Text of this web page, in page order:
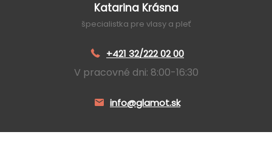
Katarina Krásna
špecialistka pre vlasy a pleť
+421 32/222 02 00
V pracovné dni: 8:00-16:30
info@glamot.sk